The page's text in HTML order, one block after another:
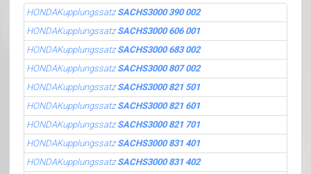
HONDAKupplungssatzSACHS3000 390 002
HONDAKupplungssatzSACHS3000 606 001
HONDAKupplungssatzSACHS3000 683 002
HONDAKupplungssatzSACHS3000 807 002
HONDAKupplungssatzSACHS3000 821 501
HONDAKupplungssatzSACHS3000 821 601
HONDAKupplungssatzSACHS3000 821 701
HONDAKupplungssatzSACHS3000 831 401
HONDAKupplungssatzSACHS3000 831 402